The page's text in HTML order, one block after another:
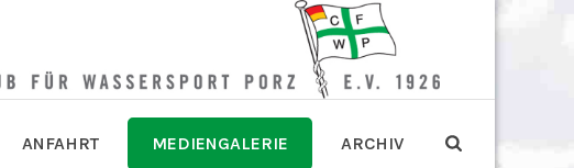
ANFAHRT MEDIENGALERIE ARCHIV